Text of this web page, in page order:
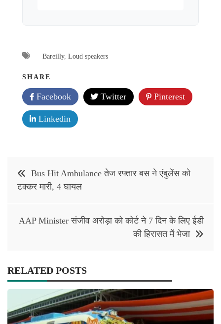
Bareilly, Loud speakers
SHARE
Facebook Twitter Pinterest
Linkedin
navigation
Bus Hit Ambulance तेज रफ्तार बस ने एंबुलेंस को
टक्कर मारी, 4 घायल
AAP Minister संजीव अरोड़ा को कोर्ट ने 7 दिन के लिए ईडी
की हिरासत में भेजा
RELATED POSTS